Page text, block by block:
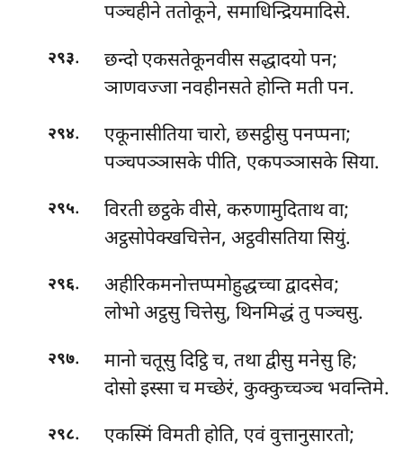
पञ्चहीने ततोकूने, समाधिन्द्रियमादिसे.
२९३.
छन्दो एकसतेकूनवीस सद्धादयो पन;
ञाणवज्जा नवहीनसते होन्ति मती पन.
२९४.
एकूनासीतिया चारो, छसट्ठीसु पनप्पना;
पञ्चपञ्ञासके पीति, एकपञ्ञासके सिया.
२९५.
विरती छट्ठके वीसे, करुणामुदिताथ वा;
अट्ठसोपेक्खचित्तेन, अट्ठवीसतिया सियुं.
२९६. अहीरिकमनोत्तप्पमोहुद्धच्चाद्वादसेव;
लोभो अट्ठसु चित्तेसु, थिनमिद्धं तु पञ्चसु.
२९७.
मानो चतूसु दिट्ठि च, तथा द्वीसु मनेसु हि;
दोसो इस्सा च मच्छेरं, कुक्कुच्चञ्च भवन्तिमे.
२९८.
एकस्मिं विमती होति, एवं वुत्तानुसारतो;